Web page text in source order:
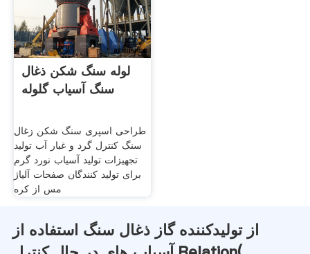
لوله سنگ شکن ذغال
سنگ آسیاب گلوله
طراحی اسپری سنگ شکن زغال
سنگ کنترل گرد و غبار آب تولید
تجهیزات تولید آسیاب نورد گرم
برای تولید کنندگان صفحات آلیاژ
مس از کره
از تولیدکننده گاز ذغال سنگ استفاده از